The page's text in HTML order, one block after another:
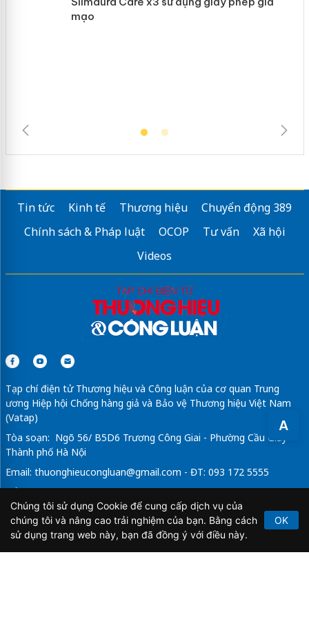
A
Tin tức Kinh tế Thương hiệu
Chuyển động 389
Chính sách & Pháp luật
OCOP Tư vấn
Xã hội
Videos
Tạp chí điện tử Thương hiệu và Công luận của cơ quan Trung
ương Hiệp hội Chống hàng giả và Bảo vệ Thương hiệu Việt Nam
(Vatap)
Tòa soạn: Ngõ 56/ B5D6 Trương Công Giai - Phường Cầu Giấy -
Thành phố Hà Nội
Email: thuonghieucongluan@gmail.com - ĐT: 093 172 5555
Tổng Biên Tập: Vũ Đức Thuận
Giấy phép hoạt động báo chí điện tử số 64/GP-BTTTT do Bộ
Thông tin và Truyền thông cấp ngày 21/2/2020.
Chúng tôi sử dụng Cookie để cung cấp dịch vụ của
chúng tôi và nâng cao trải nghiệm của bạn. Bằng cách
sử dụng trang web này, bạn đã đồng ý với điều này.
OK